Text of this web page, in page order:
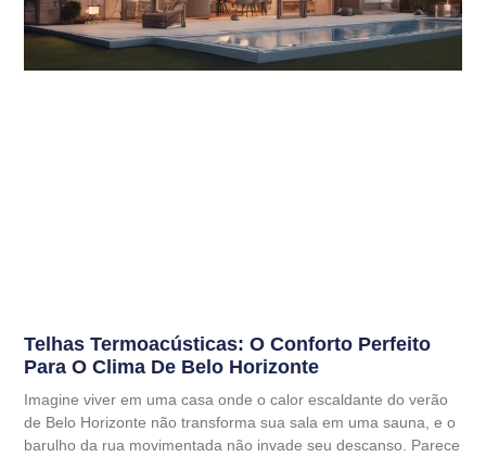
Telhas Termoacústicas: O Conforto Perfeito
Para O Clima De Belo Horizonte
Imagine viver em uma casa onde o calor escaldante do verão
de Belo Horizonte não transforma sua sala em uma sauna, e o
barulho da rua movimentada não invade seu descanso. Parece